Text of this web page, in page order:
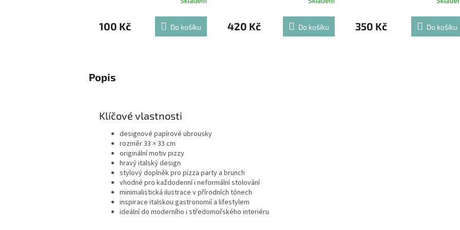
100 Kč Do košíku 420 Kč Do košíku 350 Kč Do košíku
Popis
Klíčové vlastnosti
designové papírové ubrousky
rozměr 33 × 33 cm
originální motiv pizzy
hravý italský design
stylový doplněk pro pizza party a brunch
vhodné pro každodenní i neformální stolování
minimalistická ilustrace v přírodních tónech
inspirace italskou gastronomií a lifestylem
ideální do moderního i středomořského interiéru